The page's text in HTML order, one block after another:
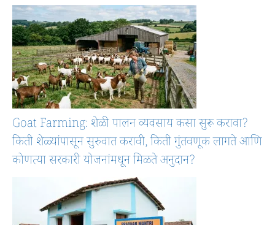
Goat Farming: शेळी पालन व्यवसाय कसा सुरू करावा?
किती शेळ्यांपासून सुरुवात करावी, किती गुंतवणूक लागते आणि
कोणत्या सरकारी योजनांमधून मिळते अनुदान?